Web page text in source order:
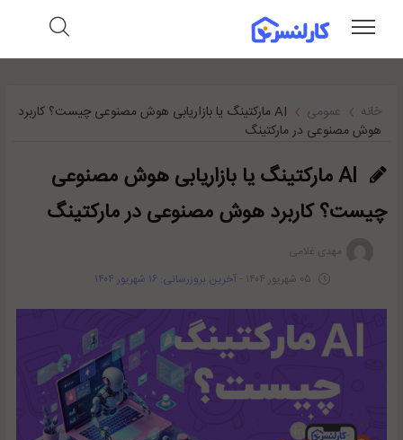
خانه عمومی
AI مارکتینگ یا بازاریابی هوش مصنوعی چیست؟ کاربرد‌
هوش مصنوعی در مارکتینگ
AI مارکتینگ یا بازاریابی هوش مصنوعی
چیست؟ کاربرد‌ هوش مصنوعی در مارکتینگ
مهدی غلامی
- آخرین بروزرسانی: ۱۶ شهریور ۱۴۰۴